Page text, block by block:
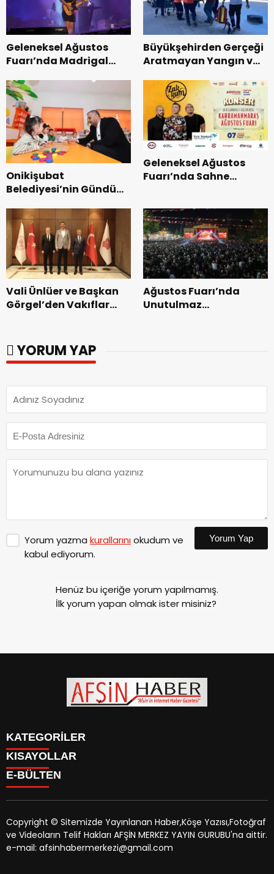
Geleneksel Ağustos
Fuarı’nda Madrigal
Büyükşehirden Gerçeği
Aratmayan Yangın ve
Onikişubat
Belediyesi’nin Gündüz
dönemin ön kayıtları
başladı.
Geleneksel Ağustos
Fuarı’nda Sahne
Vali Ünlüer ve Başkan
Görgel’den Vakıflar
Ağustos Fuarı’nda
Unutulmaz
YORUM YAP
Yorum yazma kurallarınıokudum ve
kabul ediyorum.
Yorum Yap
Henüz bu içeriğe yorum yapılmamış.
İlk yorum yapan olmak ister misiniz?
KATEGORİLER
SİYASET
EĞİTİM
MAGAZİN
MANŞETLER
ÖZEL HABER
KISAYOLLAR
SİYASET
EĞİTİM
KÜLTÜR SANAT
MAGAZİN
MANŞETLER
E-BÜLTEN
afsinhaber.com e-bültenine abone olarak, tarafınıza haber,
duyuru ve kampanya içerikli e-postaların gönderilmesini
Copyright © Sitemizde Yayınlanan Haber,Köşe Yazısı,Fotoğraf
ve Videoların Telif Hakları AFŞİN MERKEZ YAYIN GURUBU'na aittir.
e-mail: afsinhabermerkezi@gmail.com